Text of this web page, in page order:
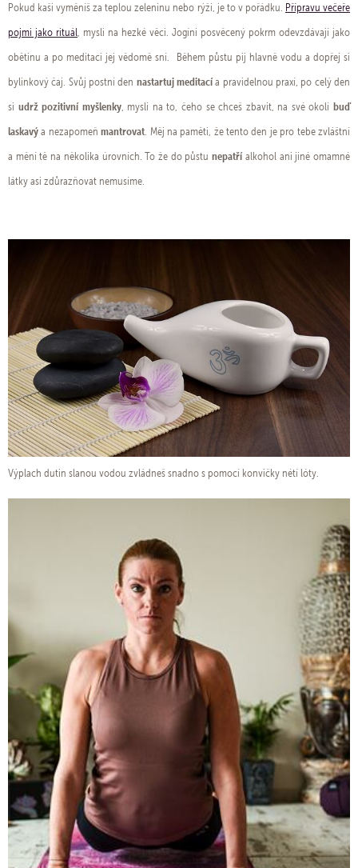
Pokud kaši vyměníš za teplou zeleninu nebo rýži, je to v pořádku. Přípravu večeře
pojmi jako rituál, mysli na hezké věci. Jogíni posvěcený pokrm odevzdávají jako
obětinu a po meditaci jej vědomě sní. Během půstu pij hlavně vodu a dopřej si
bylinkový čaj. Svůj postní den nastartuj meditacía pravidelnou praxí, po celý den
si udrž pozitivní myšlenky, mysli na to, čeho se chceš zbavit, na své okolíbuď
laskavýa nezapomeňmantrovat. Měj na paměti, že tento den je pro tebe zvláštní
a mění tě na několika úrovních. To že do půstunepatří alkohol ani jiné omamné
látky asi zdůrazňovat nemusíme.
Výplach dutin slanou vodou zvládneš snadno s pomocí konvičky nétí lóty.